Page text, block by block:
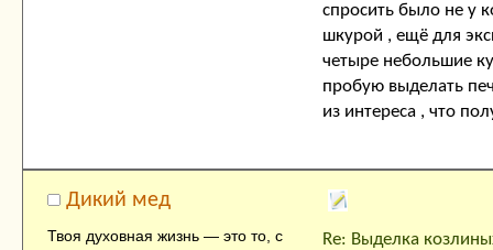
спросить было не у
шкурой , ещё для
четыре небольшие
пробую выделать
из интереса , что
Дикий мед
Твоя духовнaя жизнь — это тo, с
Re: Выделка